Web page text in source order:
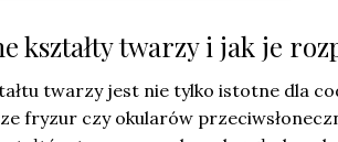
kształty twarzy i jak je
twarzy jest nie tylko istotne dla
fryzur czy okularów